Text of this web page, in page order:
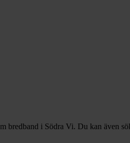
bredband i Södra Vi. Du kan även